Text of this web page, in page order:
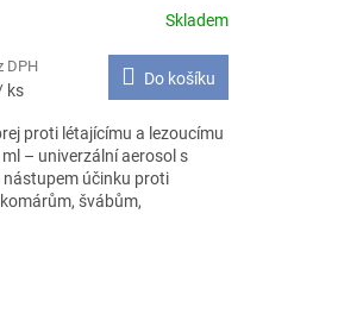
Skladem
DPH
ks
Do košíku
proti létajícímu a lezoucímu
– univerzální aerosol s
účinku proti
švábům,